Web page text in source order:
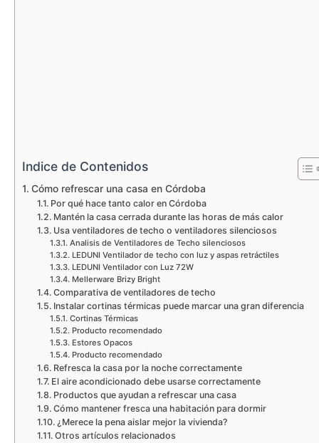
Indice de Contenidos
Cómo refrescar una casa en Córdoba
Por qué hace tanto calor en Córdoba
Mantén la casa cerrada durante las horas de más calor
Usa ventiladores de techo o ventiladores silenciosos
Analisis de Ventiladores de Techo silenciosos
LEDUNI Ventilador de techo con luz y aspas retráctiles
LEDUNI Ventilador con Luz 72W
Mellerware Brizy Bright
Comparativa de ventiladores de techo
Instalar cortinas térmicas puede marcar una gran diferencia
Cortinas Térmicas
Producto recomendado
Estores Opacos
Producto recomendado
Refresca la casa por la noche correctamente
El aire acondicionado debe usarse correctamente
Productos que ayudan a refrescar una casa
Cómo mantener fresca una habitación para dormir
¿Merece la pena aislar mejor la vivienda?
Otros artículos relacionados